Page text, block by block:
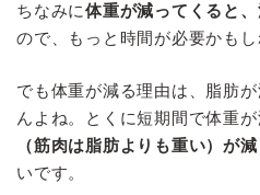
ちなみに体重が減ってくると
ので、もっと時間が必要かもし
でも体重が減る理由は、脂肪
んよね。とくに短期間で体重が
（筋肉は脂肪よりも重い）が
いです。